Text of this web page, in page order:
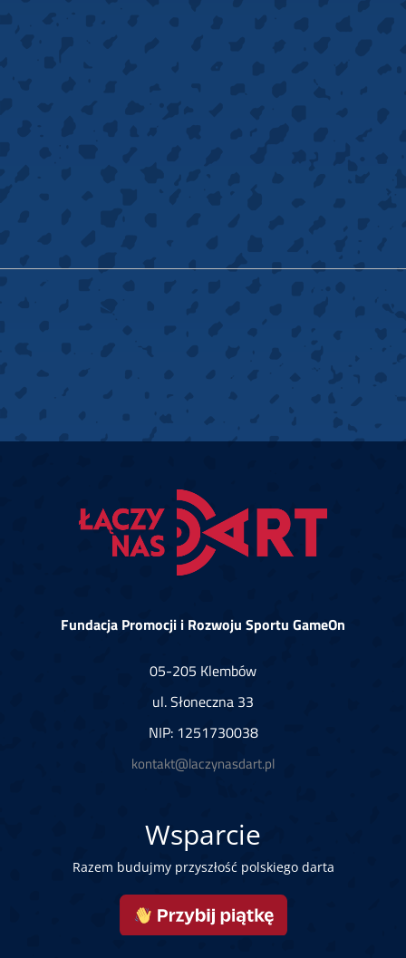
Fundacja Promocji i Rozwoju Sportu GameOn
05-205 Klembów
ul. Słoneczna 33
NIP: 1251730038
kontakt@laczynasdart.pl
Wsparcie
Razem budujmy przyszłość polskiego darta